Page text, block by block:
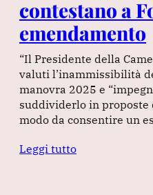
contestano a
emendamento
“Il Presidente della
valuti l’inammissibilità
manovra 2025 e
suddividerlo in proposte
modo da consentire un
Leggi tutto